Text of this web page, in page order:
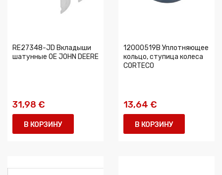
RE27348-JD Вкладыши
шатунные OE JOHN DEERE
31,98 €
В КОРЗИНУ
12000519B Уплотняющее
кольцо, ступица колеса
CORTECO
13,64 €
В КОРЗИНУ